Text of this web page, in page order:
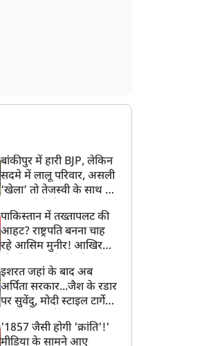
बांकीपुर में हारी BJP, लेकिन
सदमे में लालू परिवार, असली
‘खेला’ तो तेजस्वी के साथ हो
पाकिस्तान में तख्तापलट की
आहट? राष्ट्रपति बनना चाह
रहे आसिम मुनीर! आखिर
बनाया मोहरा?
इशरत जहां के बाद अब
अर्पिता सरकार...जैश के रडार
पर सुवेंदु, मोदी स्टाइल टार्गेट
बड़ा एक्शन!
'1857 जैसी होगी 'क्रांति'!'
मीडिया के सामने आए